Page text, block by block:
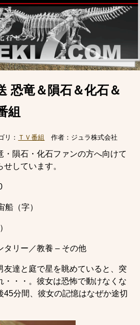
恐竜＆隕石＆化石＆
組
リ： ＴＶ番組 作者： ジュラ株式会社
・隕石・化石ファンの方へ向けて
しています。
船（字）
タリー／教養 – その他
友達と庭で星を眺めていると、突
・・・。彼女は恐怖で動けなくな
45分間、彼女の記憶はなぜか途切